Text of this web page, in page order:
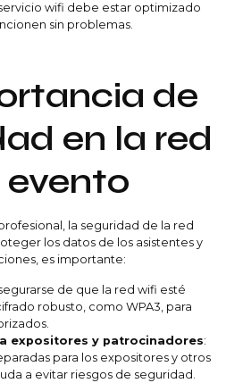
wifi debe estar optimizado
sin problemas.
de
en la red
la seguridad de la red
los datos de los asistentes y
es importante:
de que la red wifi esté
robusto, como WPA3, para
expositores y patrocinadores:
para los expositores y otros
a evitar riesgos de seguridad.